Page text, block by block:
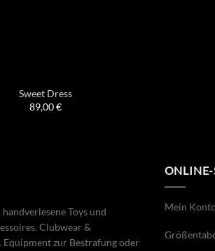
Sweet Dress
89,00€
Toys und
Clubwear &
Equipment zur Bestrafung oder
ONLINE-
Mein